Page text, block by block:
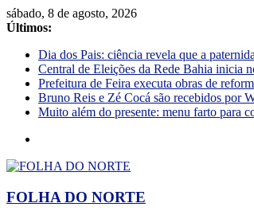
sábado, 8 de agosto, 2026
Últimos:
Dia dos Pais: ciência revela que a
Central de Eleições da Rede Bahia inicia
Prefeitura de Feira executa obras de
Bruno Reis e Zé Cocá são recebidos por
Muito além do presente: menu farto para
FOLHA DO NORTE